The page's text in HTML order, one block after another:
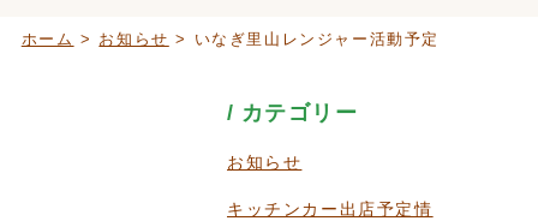
ホーム > お知らせ > いなぎ里山レンジャー活動予定
カテゴリー
お知らせ
キッチンカー出店予定情